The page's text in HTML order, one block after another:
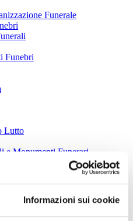
Informazioni sui cookie
Funerale
Funebri
Lutto
e Monumenti Funerari